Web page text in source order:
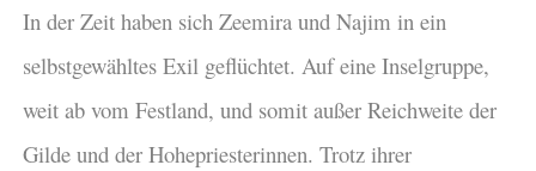
In der Zeit haben sich Zeemira und Najim in ein
selbstgewähltes Exil geflüchtet. Auf eine Inselgruppe,
weit ab vom Festland, und somit außer Reichweite der
Gilde und der Hohepriesterinnen. Trotz ihrer